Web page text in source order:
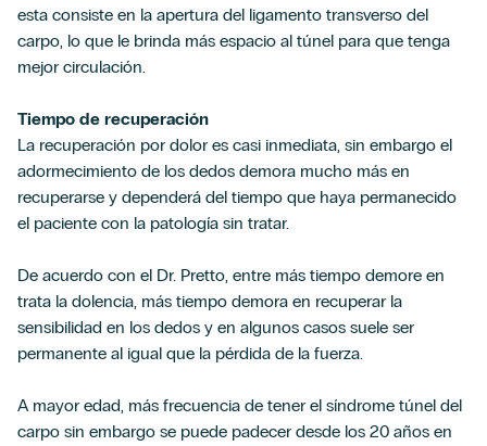
esta consiste en la apertura del ligamento transverso del
carpo, lo que le brinda más espacio al túnel para que tenga
mejor circulación.
Tiempo de recuperación
La recuperación por dolor es casi inmediata, sin embargo el
adormecimiento de los dedos demora mucho más en
recuperarse y dependerá del tiempo que haya permanecido
el paciente con la patología sin tratar.
De acuerdo con el Dr. Pretto, entre más tiempo demore en
trata la dolencia, más tiempo demora en recuperar la
sensibilidad en los dedos y en algunos casos suele ser
permanente al igual que la pérdida de la fuerza.
A mayor edad, más frecuencia de tener el síndrome túnel del
carpo sin embargo se puede padecer desde los 20 años en